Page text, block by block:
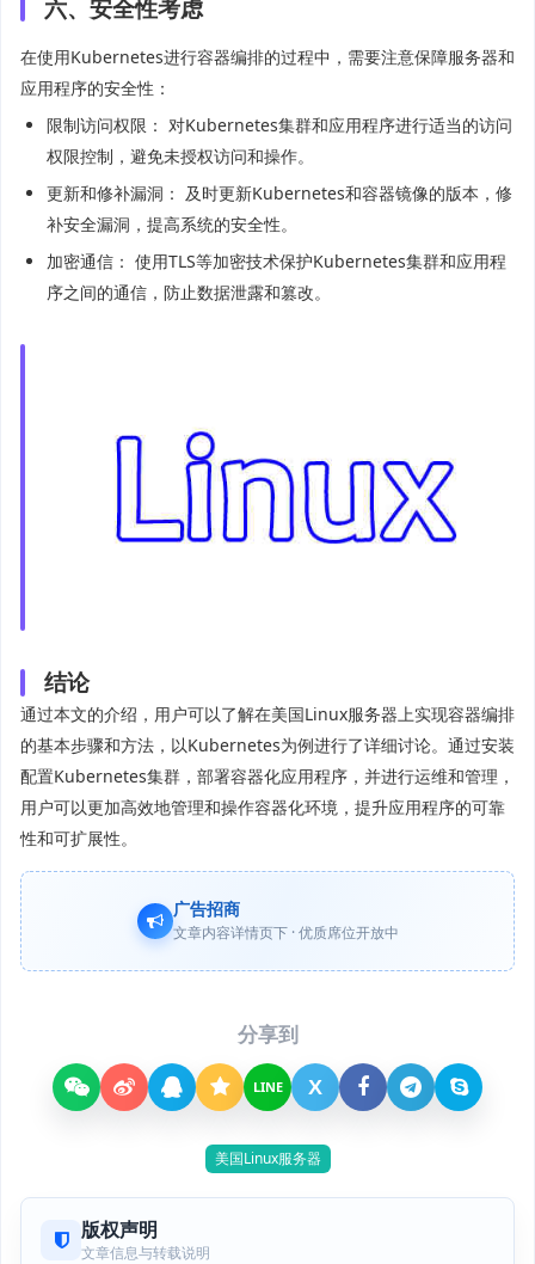
六、安全性考虑
在使用Kubernetes进行容器编排的过程中，需要注意保障服务器和
应用程序的安全性：
限制访问权限： 对Kubernetes集群和应用程序进行适当的访问
权限控制，避免未授权访问和操作。
更新和修补漏洞： 及时更新Kubernetes和容器镜像的版本，修
补安全漏洞，提高系统的安全性。
加密通信： 使用TLS等加密技术保护Kubernetes集群和应用程
序之间的通信，防止数据泄露和篡改。
结论
通过本文的介绍，用户可以了解在美国Linux服务器上实现容器编排
的基本步骤和方法，以Kubernetes为例进行了详细讨论。通过安装
配置Kubernetes集群，部署容器化应用程序，并进行运维和管理，
用户可以更加高效地管理和操作容器化环境，提升应用程序的可靠
性和可扩展性。
广告招商
文章内容详情页下 · 优质席位开放中
分享到
LINE X
美国Linux服务器
版权声明
文章信息与转载说明